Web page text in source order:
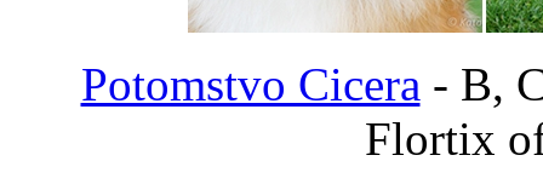
Potomstvo Cicera - B,
Flortix